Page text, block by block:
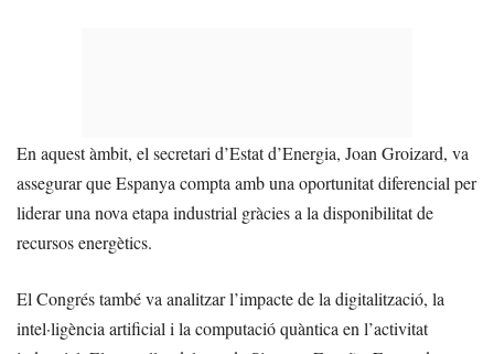
En aquest àmbit, el secretari d’Estat d’Energia, Joan Groizard, va
assegurar que Espanya compta amb una oportunitat diferencial per
liderar una nova etapa industrial gràcies a la disponibilitat de
recursos energètics.
El Congrés també va analitzar l’impacte de la digitalització, la
intel·ligència artificial i la computació quàntica en l’activitat